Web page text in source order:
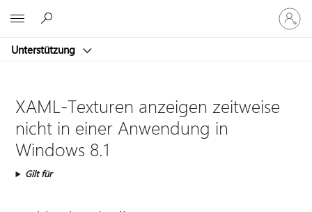
Unterstützung
Bei
Ihrem
Konto
XAML-Texturen anzeigen zeitweise
nicht in einer Anwendung in
Windows 8.1
Gilt für